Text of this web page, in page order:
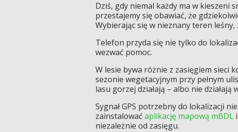
Dziś, gdy niemal każdy ma w
przestajemy się obawiać, że
Wybierając się w nieznany teren leśny,
Telefon przyda się nie tylko do
wezwać pomoc.
W lesie bywa różnie z zasięgiem sieci
sezonie wegetacyjnym przy pełnym
lasu gorzej działają – albo nie
Sygnał GPS potrzebny do lokalizacji
zainstalować aplikację mapową mBDL
niezależnie od zasięgu.